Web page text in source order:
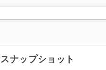
ナップショット